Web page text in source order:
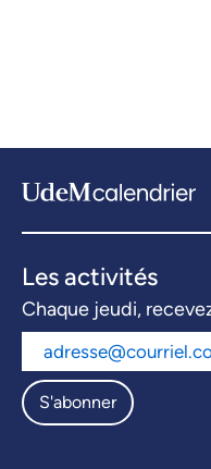
Les activités
Chaque jeudi,
S'abonner